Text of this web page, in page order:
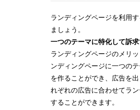
ランディングページを利用
ましょう。
一つのテーマに特化して訴
ランディングページのメリ
ンディングページに一つの
を作ることができ、広告を
れぞれの広告に合わせてラ
することができます。